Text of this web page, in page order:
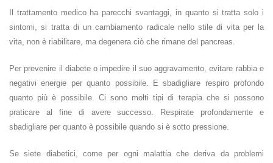
Il trattamento medico ha parecchi svantaggi, in quanto si tratta solo i
sintomi, si tratta di un cambiamento radicale nello stile di vita per la
vita, non è riabilitare, ma degenera ciò che rimane del pancreas.
Per prevenire il diabete o impedire il suo aggravamento, evitare rabbia e
negativi energie per quanto possibile. E sbadigliare respiro profondo
quanto più è possibile. Ci sono molti tipi di terapia che si possono
praticare al fine di avere successo. Respirate profondamente e
sbadigliare per quanto è possibile quando si è sotto pressione.
Se siete diabetici, come per ogni malattia che deriva da problemi